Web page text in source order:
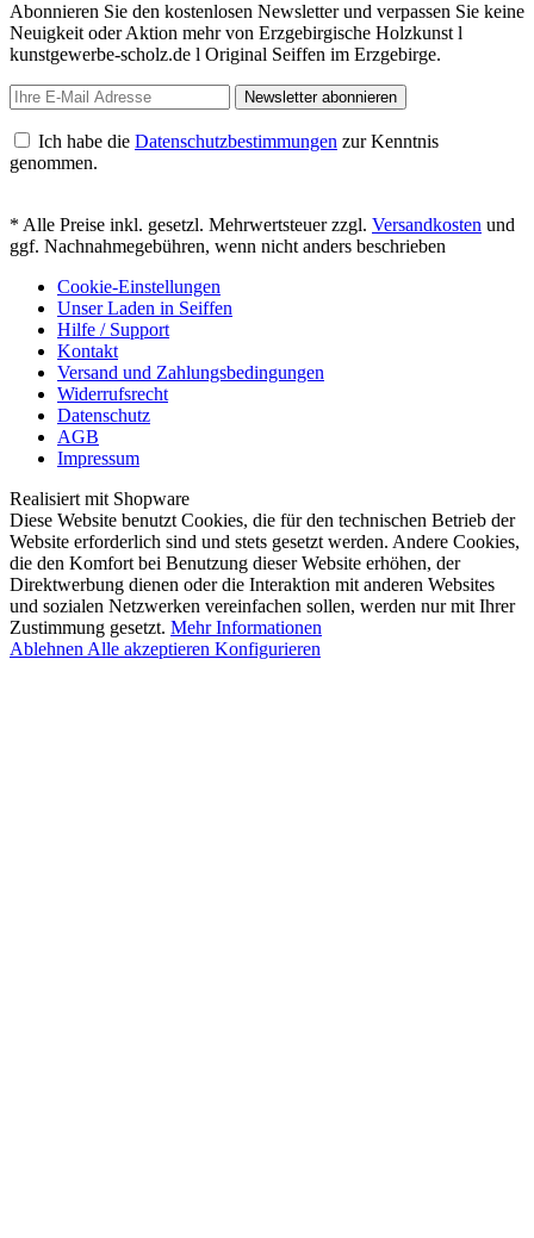
Abonnieren Sie den kostenlosen Newsletter und verpassen Sie keine
Neuigkeit oder Aktion mehr von Erzgebirgische Holzkunst l
kunstgewerbe-scholz.de l Original Seiffen im Erzgebirge.
Newsletter abonnieren
Ich habe die Datenschutzbestimmungen zur Kenntnis
genommen.
* Alle Preise inkl. gesetzl. Mehrwertsteuer zzgl. Versandkosten und
ggf. Nachnahmegebühren, wenn nicht anders beschrieben
Cookie-Einstellungen
Unser Laden in Seiffen
Hilfe / Support
Kontakt
Versand und Zahlungsbedingungen
Widerrufsrecht
Datenschutz
AGB
Impressum
Realisiert mit Shopware
Diese Website benutzt Cookies, die für den technischen Betrieb der
Website erforderlich sind und stets gesetzt werden. Andere Cookies,
die den Komfort bei Benutzung dieser Website erhöhen, der
Direktwerbung dienen oder die Interaktion mit anderen Websites
und sozialen Netzwerken vereinfachen sollen, werden nur mit Ihrer
Zustimmung gesetzt. Mehr Informationen
Ablehnen Alle akzeptieren Konfigurieren